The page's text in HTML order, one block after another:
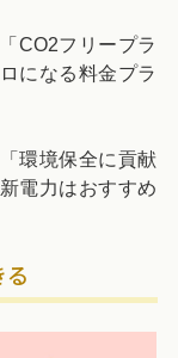
CO2フリープラ
になる料金プラ
環境保全に貢献
電力はおすすめ
る